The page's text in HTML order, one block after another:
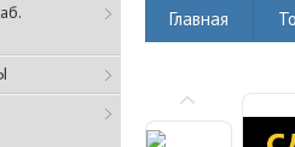
Главная